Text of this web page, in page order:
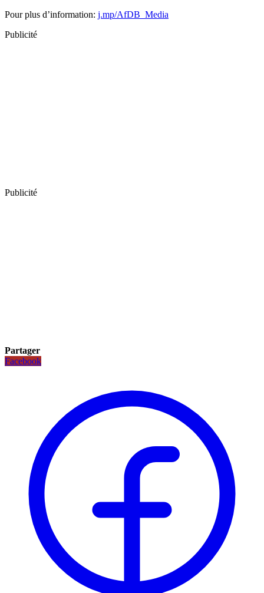
Pour plus d’information: j.mp/AfDB_Media
Publicité
Publicité
Partager
Facebook